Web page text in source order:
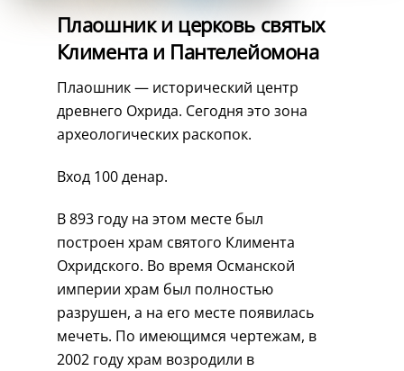
Плаошник и церковь святых
Климента и Пантелейомона
Плаошник — исторический центр
древнего Охрида. Сегодня это зона
археологических раскопок.
Вход 100 денар.
В 893 году на этом месте был
построен храм святого Климента
Охридского. Во время Османской
империи храм был полностью
разрушен, а на его месте появилась
мечеть. По имеющимся чертежам, в
2002 году храм возродили в